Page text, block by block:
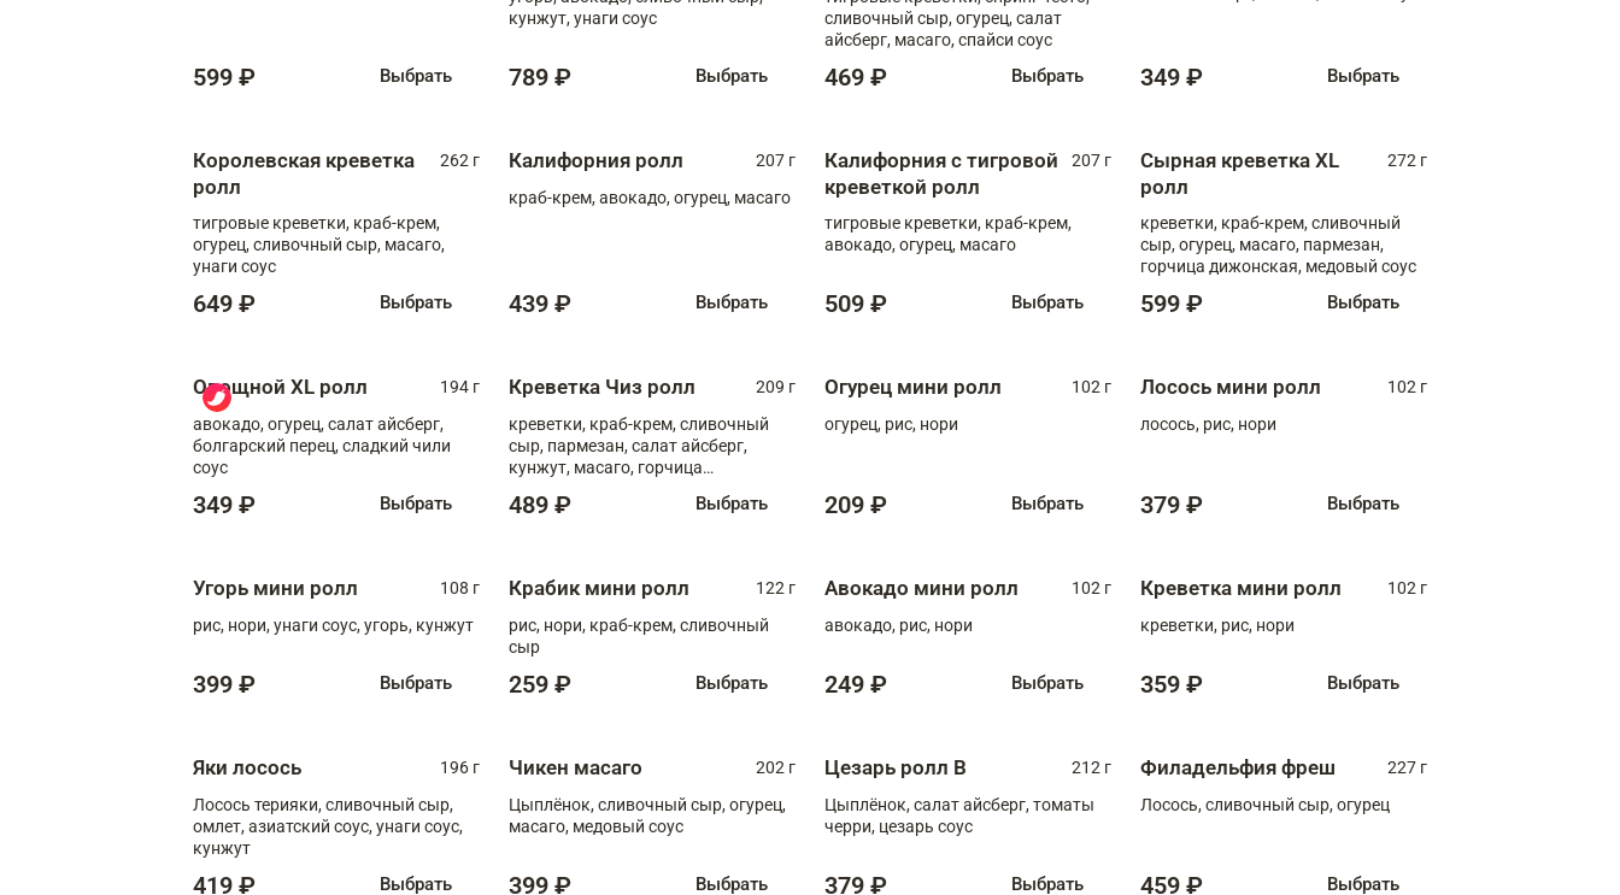
599 ₽ Выбрать
кунжут, унаги соус
789 ₽ Выбрать
сливочный сыр, огурец, салат
айсберг, масаго, спайси соус
469 ₽ Выбрать 349 ₽ Выбрать
Королевская креветка
ролл
262 г
тигровые креветки, краб-крем,
огурец, сливочный сыр, масаго,
унаги соус
649 ₽ Выбрать
Калифорния ролл
207 г
краб-крем, авокадо, огурец, масаго
439 ₽ Выбрать
Калифорния с тигровой
креветкой ролл
207 г
тигровые креветки, краб-крем,
авокадо, огурец, масаго
509 ₽ Выбрать
Сырная креветка XL
ролл
272 г
креветки, краб-крем, сливочный
сыр, огурец, масаго, пармезан,
горчица дижонская, медовый соус
599 ₽ Выбрать
Овощной XL ролл
194 г
авокадо, огурец, салат айсберг,
болгарский перец, сладкий чили
соус
349 ₽ Выбрать
Креветка Чиз ролл
209 г
креветки, краб-крем, сливочный
сыр, пармезан, салат айсберг,
кунжут, масаго, горчица
489 ₽ Выбрать
Огурец мини ролл
102 г
огурец, рис, нори
209 ₽ Выбрать
Лосось мини ролл
102 г
лосось, рис, нори
379 ₽ Выбрать
Угорь мини ролл
108 г
рис, нори, унаги соус, угорь, кунжут
399 ₽ Выбрать
Крабик мини ролл
122 г
рис, нори, краб-крем, сливочный
сыр
259 ₽ Выбрать
Авокадо мини ролл
102 г
авокадо, рис, нори
249 ₽ Выбрать
Креветка мини ролл
102 г
креветки, рис, нори
359 ₽ Выбрать
Яки лосось
196 г
Лосось терияки, сливочный сыр,
омлет, азиатский соус, унаги соус,
кунжут
419 ₽ Выбрать
Чикен масаго
202 г
Цыплёнок, сливочный сыр, огурец,
масаго, медовый соус
399 ₽ Выбрать
Цезарь ролл В
212 г
Цыплёнок, салат айсберг, томаты
черри, цезарь соус
379 ₽ Выбрать
Филадельфия фреш
227 г
Лосось, сливочный сыр, огурец
459 ₽ Выбрать